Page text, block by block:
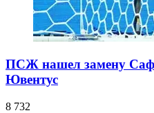
ПСЖ нашел замену
Ювентус
8 732